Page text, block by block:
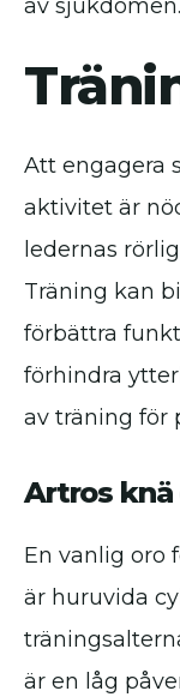
av sjukdomen.
Att engagera
aktivitet är
ledernas
Träning kan
förbättra
förhindra
av träning för
Artros
En vanlig oro
är huruvida
är en låg